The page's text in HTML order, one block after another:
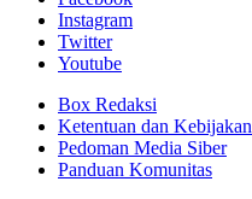
Instagram
Twitter
Youtube
Box Redaksi
Ketentuan dan
Pedoman Media Siber
Panduan Komunitas